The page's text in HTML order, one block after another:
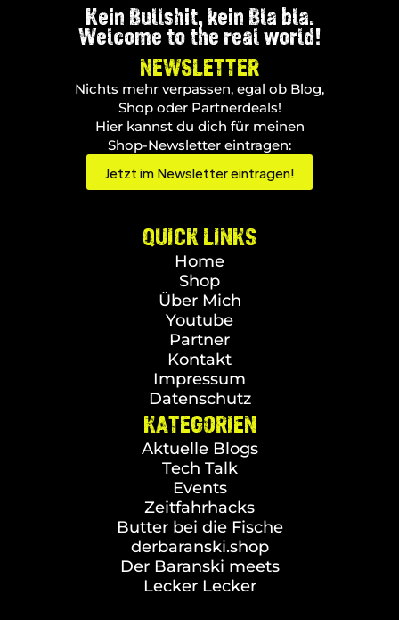
Kein Bullshit, kein Bla bla.
Welcome to the real world!
NEWSLETTER
Nichts mehr verpassen, egal ob Blog,
Shop oder Partnerdeals!
Hier kannst du dich für meinen
Shop-Newsletter eintragen:
Jetzt im Newsletter eintragen!
QUICK LINKS
Home
Shop
Über Mich
Youtube
Partner
Kontakt
Impressum
Datenschutz
KATEGORIEN
Aktuelle Blogs
Tech Talk
Events
Zeitfahrhacks
Butter bei die Fische
derbaranski.shop
Der Baranski meets
Lecker Lecker